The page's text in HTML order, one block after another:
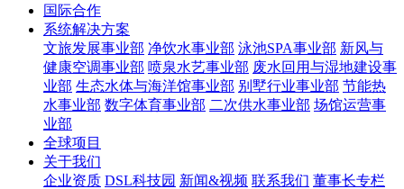
国际合作
系统解决方案
文旅发展事业部 净饮水事业部 泳池SPA事业部 新风与
健康空调事业部 喷泉水艺事业部 废水回用与湿地建设事
业部 生态水体与海洋馆事业部 别墅行业事业部 节能热
水事业部 数字体育事业部 二次供水事业部 场馆运营事
业部
全球项目
关于我们
企业资质 DSL科技园 新闻&视频 联系我们 董事长专栏